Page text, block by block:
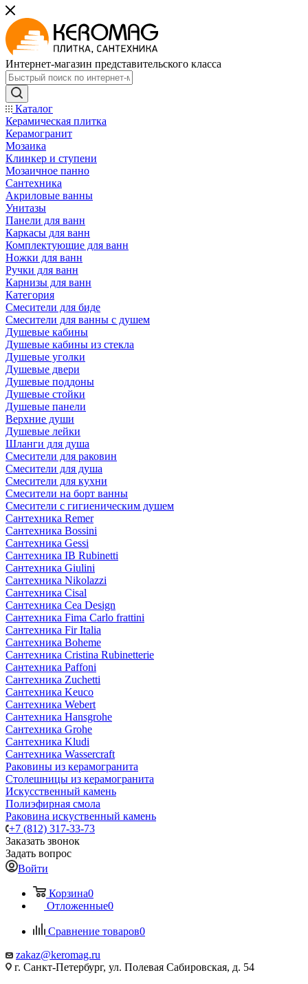
Интернет-магазин представительского класса
Каталог
Керамическая плитка
Керамогранит
Мозаика
Клинкер и ступени
Мозаичное панно
Сантехника
Акриловые ванны
Унитазы
Панели для ванн
Каркасы для ванн
Комплектующие для ванн
Ножки для ванн
Ручки для ванн
Карнизы для ванн
Категория
Смесители для биде
Смесители для ванны с душем
Душевые кабины
Душевые кабины из стекла
Душевые уголки
Душевые двери
Душевые поддоны
Душевые стойки
Душевые панели
Верхние души
Душевые лейки
Шланги для душа
Смесители для раковин
Смесители для душа
Смесители для кухни
Смесители на борт ванны
Смесители с гигиеническим душем
Сантехника Remer
Сантехника Bossini
Сантехника Gessi
Сантехника IB Rubinetti
Сантехника Giulini
Сантехника Nikolazzi
Сантехника Cisal
Сантехника Cea Design
Сантехника Fima Carlo frattini
Сантехника Fir Italia
Сантехника Boheme
Сантехника Cristina Rubinetterie
Сантехника Paffoni
Сантехника Zuchetti
Сантехника Keuco
Сантехника Webert
Сантехника Hansgrohe
Сантехника Grohe
Сантехника Kludi
Сантехника Wassercraft
Раковины из керамогранита
Столешницы из керамогранита
Искусственный камень
Полиэфирная смола
Раковина искуственный камень
+7 (812) 317-33-73
Заказать звонок
Задать вопрос
Войти
Корзина0
Отложенные0
Сравнение товаров0
zakaz@keromag.ru
г. Санкт-Петербург, ул. Полевая Сабировская, д. 54